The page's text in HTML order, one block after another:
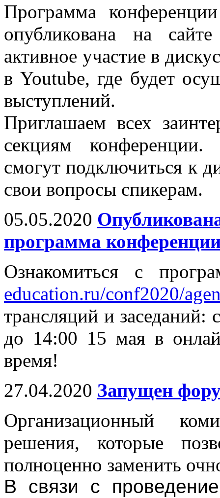
Программа
опубликована на
активное участие в
в Youtube, где будет
выступлений.
Приглашаем всех
секциям конференции.
смогут подключиться к
свои вопросы спикерам.
05.05.2020
программа
Ознакомиться с
education.ru/conf2020/
трансляций и
до 14:00 15 мая в
время!
27.04.2020 Запущен
Организационный
решения, которые
полноценно заменить
В связи с